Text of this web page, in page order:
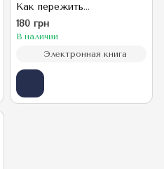
Как пережить
травмирующие события и
не сойти с ума
180 грн
В наличии
Электронная книга